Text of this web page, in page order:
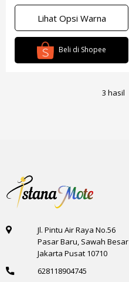
Lihat Opsi Warna
Beli di Shopee
3 hasil
Jl. Pintu Air Raya No.56
Pasar Baru, Sawah Besar
Jakarta Pusat 10710
628118904745